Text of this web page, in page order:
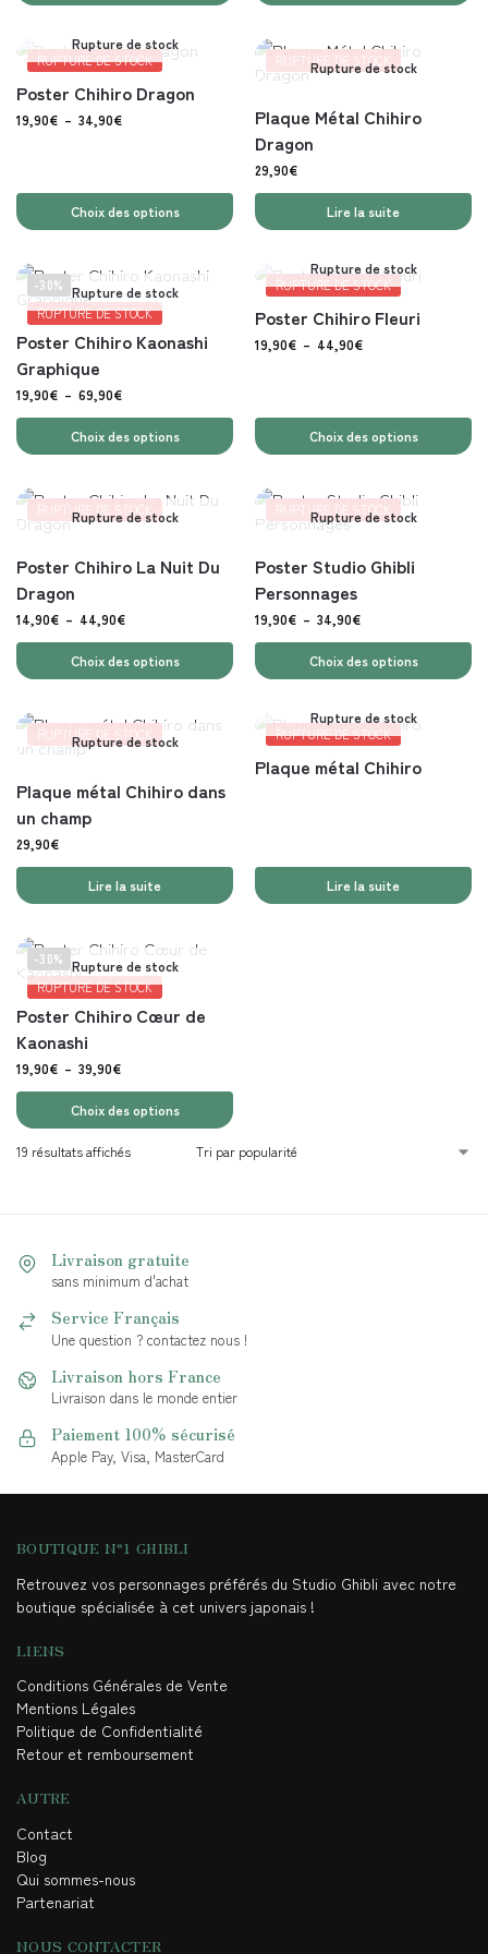
RUPTURE DE STOCK
Rupture de stock
Poster Chihiro Dragon
19,90€ – 34,90€
Choix des options
RUPTURE DE STOCK
Rupture de stock
Plaque Métal Chihiro
Dragon
29,90€
Lire la suite
-30%
RUPTURE DE STOCK
Rupture de stock
Poster Chihiro Kaonashi
Graphique
19,90€ – 69,90€
Choix des options
RUPTURE DE STOCK
Rupture de stock
Poster Chihiro Fleuri
19,90€ – 44,90€
Choix des options
RUPTURE DE STOCK
Rupture de stock
Poster Chihiro La Nuit Du
Dragon
14,90€ – 44,90€
Choix des options
RUPTURE DE STOCK
Rupture de stock
Poster Studio Ghibli
Personnages
19,90€ – 34,90€
Choix des options
RUPTURE DE STOCK
Rupture de stock
Plaque métal Chihiro dans
un champ
29,90€
Lire la suite
RUPTURE DE STOCK
Rupture de stock
Plaque métal Chihiro
Lire la suite
-30%
RUPTURE DE STOCK
Rupture de stock
Poster Chihiro Cœur de
Kaonashi
19,90€ – 39,90€
Choix des options
19 résultats affichés
Livraison gratuite
sans minimum d'achat
Service Français
Une question ? contactez nous !
Livraison hors France
Livraison dans le monde entier
Paiement 100% sécurisé
Apple Pay, Visa, MasterCard
BOUTIQUE N°1 GHIBLI
Retrouvez vos personnages préférés du Studio Ghibli avec notre
boutique spécialisée à cet univers japonais !
LIENS
Conditions Générales de Vente
Mentions Légales
Politique de Confidentialité
Retour et remboursement
AUTRE
Contact
Blog
Qui sommes-nous
Partenariat
NOUS CONTACTER